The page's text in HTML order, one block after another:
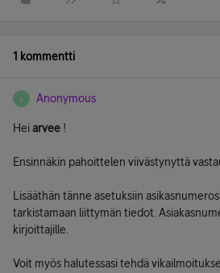
1 kommentti
A Anonymous
Heiarvee !
Ensinnäkin pahoittelen viivästynyttä
Lisääthän tänne asetuksiin
tarkistamaan liittymän tiedot.
kirjoittajille.
Voit myös halutessasi tehdä